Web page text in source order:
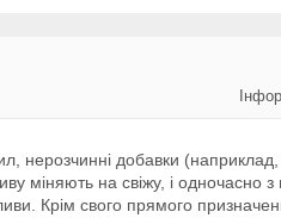
нерозчинні добавки (наприклад,
міняють на свіжу, і одночасно
Крім свого прямого